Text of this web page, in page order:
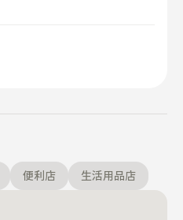
便利店 生活用品店